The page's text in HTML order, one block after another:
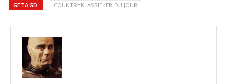
GETAGD COUNTRYKLASSIEKER DU JOUR